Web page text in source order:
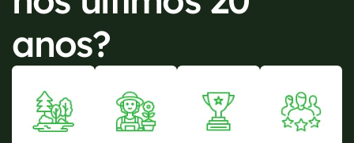
anos?